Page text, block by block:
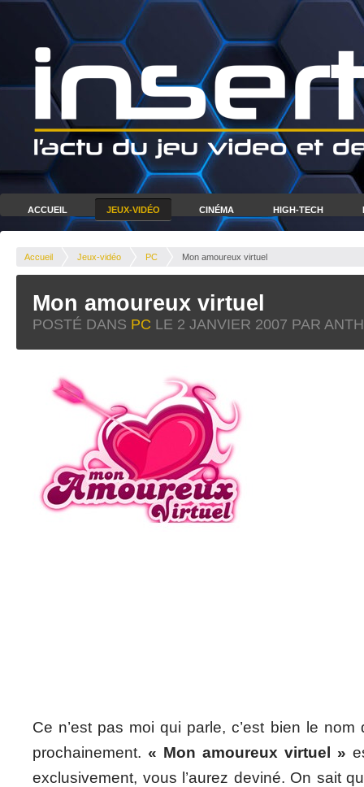
ACCUEIL JEUX-VIDÉO CINÉMA HIGH-TECH
Accueil Jeux-vidéo PC Mon amoureux virtuel
Mon amoureux virtuel
POSTÉ DANS PC LE 2 JANVIER 2007 PAR
Ce n’est pas moi qui parle, c’est bien le nom
prochainement. « Mon amoureux virtuel »
exclusivement, vous l’aurez deviné. On sait